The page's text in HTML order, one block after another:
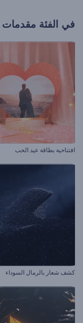
في الفئة
افتتاحية بطاقة عيد الحب
كشف شعار بالرمال السوداء